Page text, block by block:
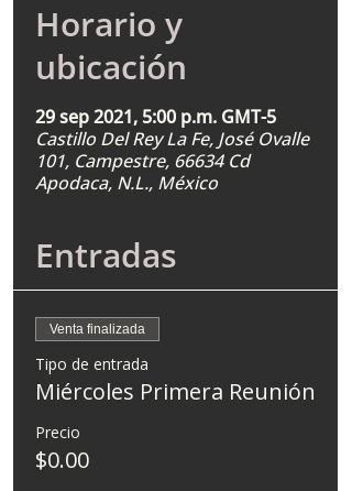
Horario y
ubicación
29 sep 2021, 5:00 p.m. GMT-5
Castillo Del Rey La Fe, José Ovalle
101, Campestre, 66634 Cd
Apodaca, N.L., México
Entradas
Venta finalizada
Tipo de entrada
Miércoles Primera Reunión
Precio
$0.00